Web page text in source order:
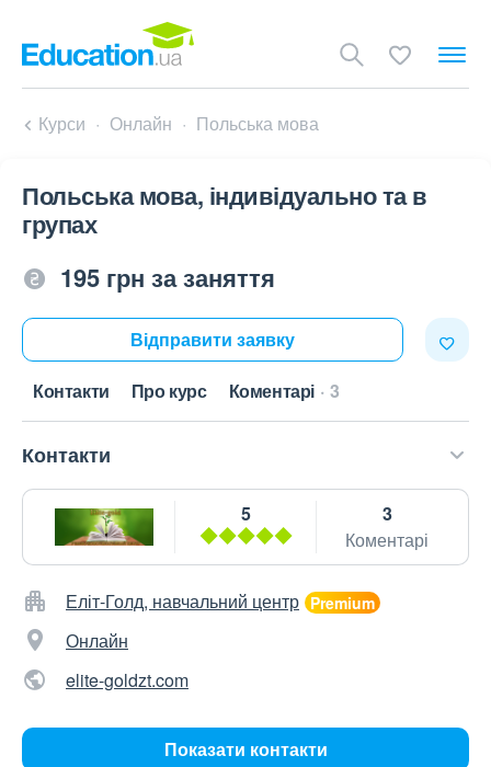
Курси Онлайн Польська мова
Польська мова, індивідуально та в
групах
195 грн за заняття
Відправити заявку
Контакти Про курс Коментарі 3
Контакти
5
3
Коментарі
Еліт-Голд, навчальний центр
Онлайн
elite-goldzt.com
Показати контакти